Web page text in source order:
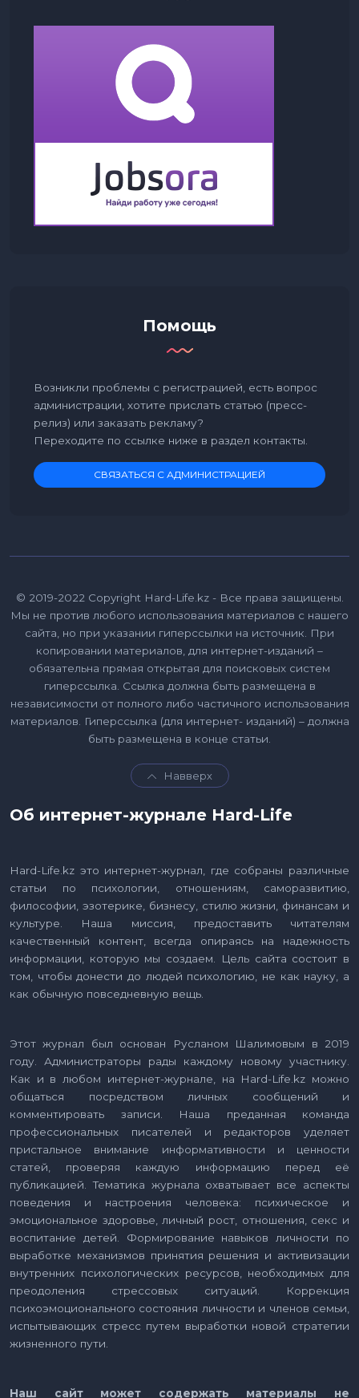
Помощь
Возникли проблемы с регистрацией, есть вопрос
администрации, хотите прислать статью (пресс-
релиз) или заказать рекламу?
Переходите по ссылке ниже в раздел контакты.
СВЯЗАТЬСЯ С АДМИНИСТРАЦИЕЙ
© 2019-2022 Copyright Hard-Life.kz - Все права защищены.
Мы не против любого использования материалов с нашего
сайта, но при указании гиперссылки на источник. При
копировании материалов, для интернет-изданий –
обязательна прямая открытая для поисковых систем
гиперссылка. Ссылка должна быть размещена в
независимости от полного либо частичного использования
материалов. Гиперссылка (для интернет- изданий) – должна
быть размещена в конце статьи.
Навверх
Об интернет-журнале Hard-Life
Hard-Life.kz это интернет-журнал, где собраны различные
статьи по психологии, отношениям, саморазвитию,
философии, эзотерике, бизнесу, стилю жизни, финансам и
культуре. Наша миссия, предоставить читателям
качественный контент, всегда опираясь на надежность
информации, которую мы создаем. Цель сайта состоит в
том, чтобы донести до людей психологию, не как науку, а
как обычную повседневную вещь.
Этот журнал был основан Русланом Шалимовым в 2019
году. Администраторы рады каждому новому участнику.
Как и в любом интернет-журнале, на Hard-Life.kz можно
общаться посредством личных сообщений и
комментировать записи. Наша преданная команда
профессиональных писателей и редакторов уделяет
пристальное внимание информативности и ценности
статей, проверяя каждую информацию перед её
публикацией. Тематика журнала охватывает все аспекты
поведения и настроения человека: психическое и
эмоциональное здоровье, личный рост, отношения, секс и
воспитание детей. Формирование навыков личности по
выработке механизмов принятия решения и активизации
внутренних психологических ресурсов, необходимых для
преодоления стрессовых ситуаций. Коррекция
психоэмоционального состояния личности и членов семьи,
испытывающих стресс путем выработки новой стратегии
жизненного пути.
Наш сайт может содержать материалы не